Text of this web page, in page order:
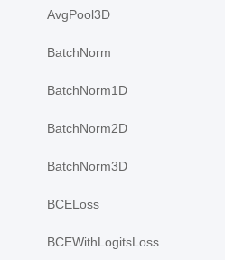
AvgPool3D
BatchNorm
BatchNorm1D
BatchNorm2D
BatchNorm3D
BCELoss
BCEWithLogitsLoss